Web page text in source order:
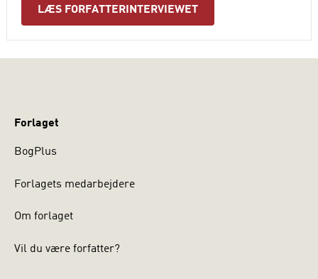
skriveprocessens faser.”
LÆS FORFATTERINTERVIEWET
Forlaget
BogPlus
Forlagets medarbejdere
Om forlaget
Vil du være forfatter?